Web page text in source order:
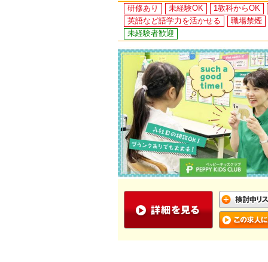
研修あり 未経験OK
1教科からOK
英語など語学力を活かせる
職場禁煙
未経験者歓迎